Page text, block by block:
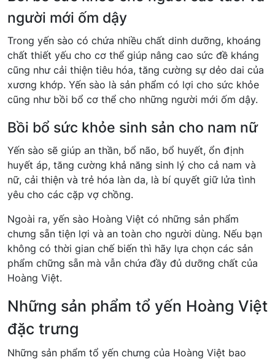
người mới ốm dậy
Trong yến sào có chứa nhiều chất dinh dưỡng, khoáng
chất thiết yếu cho cơ thể giúp nâng cao sức đề kháng
cũng như cải thiện tiêu hóa, tăng cường sự dẻo dai của
xương khớp. Yến sào là sản phẩm có lợi cho sức khỏe
cũng như bồi bổ cơ thể cho những người mới ốm dậy.
Bồi bổ sức khỏe sinh sản cho nam nữ
Yến sào sẽ giúp an thần, bổ não, bổ huyết, ổn định
huyết áp, tăng cường khả năng sinh lý cho cả nam và
nữ, cải thiện và trẻ hóa làn da, là bí quyết giữ lửa tình
yêu cho các cặp vợ chồng.
Ngoài ra, yến sào Hoàng Việt có những sản phẩm
chưng sẵn tiện lợi và an toàn cho người dùng. Nếu bạn
không có thời gian chế biến thì hãy lựa chọn các sản
phẩm chững sẵn mà vẫn chứa đầy đủ dưỡng chất của
Hoàng Việt.
Những sản phẩm tổ yến Hoàng Việt
đặc trưng
Những sản phẩm tổ yến chưng của Hoàng Việt bao